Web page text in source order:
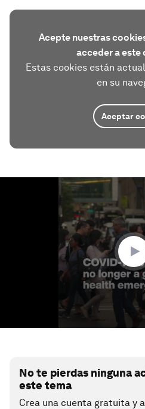
Acepte nuestras
acceder a este
Estas cookies están
en su
Aceptar
No te pierdas ninguna
este tema
Crea una cuenta gratuita y